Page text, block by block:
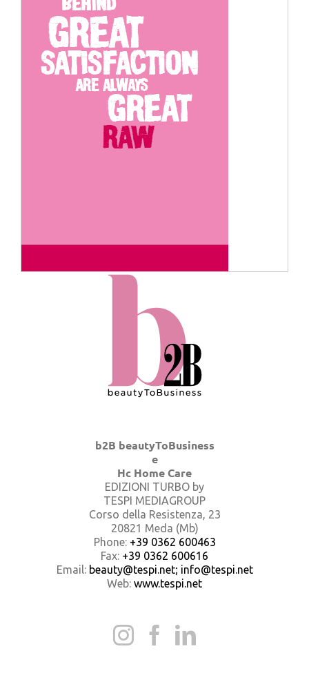
b2B beautyToBusiness
e
Hc Home Care
EDIZIONI TURBO by
TESPI MEDIAGROUP
Corso della Resistenza, 23
20821 Meda (Mb)
Phone: +39 0362 600463
Fax: +39 0362 600616
Email: beauty@tespi.net; info@tespi.net
Web: www.tespi.net